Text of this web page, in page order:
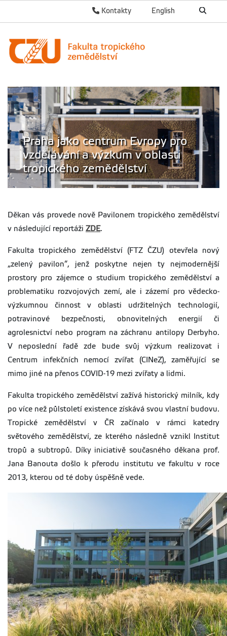
English
Kontakty
Praha jako centrum Evropy pro
vzdělávání a výzkum v oblasti
tropického zemědělství
Děkan vás provede nově Pavilonem tropického zemědělství
v následující reportáži ZDE.
Fakulta tropického zemědělství (FTZ ČZU) otevřela nový
„zelený pavilon“, jenž poskytne nejen ty nejmodernější
prostory pro zájemce o studium tropického zemědělství a
problematiku rozvojových zemí, ale i zázemí pro vědecko-
výzkumnou činnost v oblasti udržitelných technologií,
potravinové bezpečnosti, obnovitelných energií či
agrolesnictví nebo program na záchranu antilopy Derbyho.
V neposlední řadě zde bude svůj výzkum realizovat i
Centrum infekčních nemocí zvířat (CINeZ), zaměřující se
mimo jiné na přenos COVID-19 mezi zvířaty a lidmi.
Fakulta tropického zemědělství zažívá historický milník, kdy
po více než půlstoletí existence získává svou vlastní budovu.
Tropické zemědělství v ČR začínalo v rámci katedry
světového zemědělství, ze kterého následně vznikl Institut
tropů a subtropů. Díky iniciativě současného děkana prof.
Jana Banouta došlo k přerodu institutu ve fakultu v roce
2013, kterou od té doby úspěšně vede.